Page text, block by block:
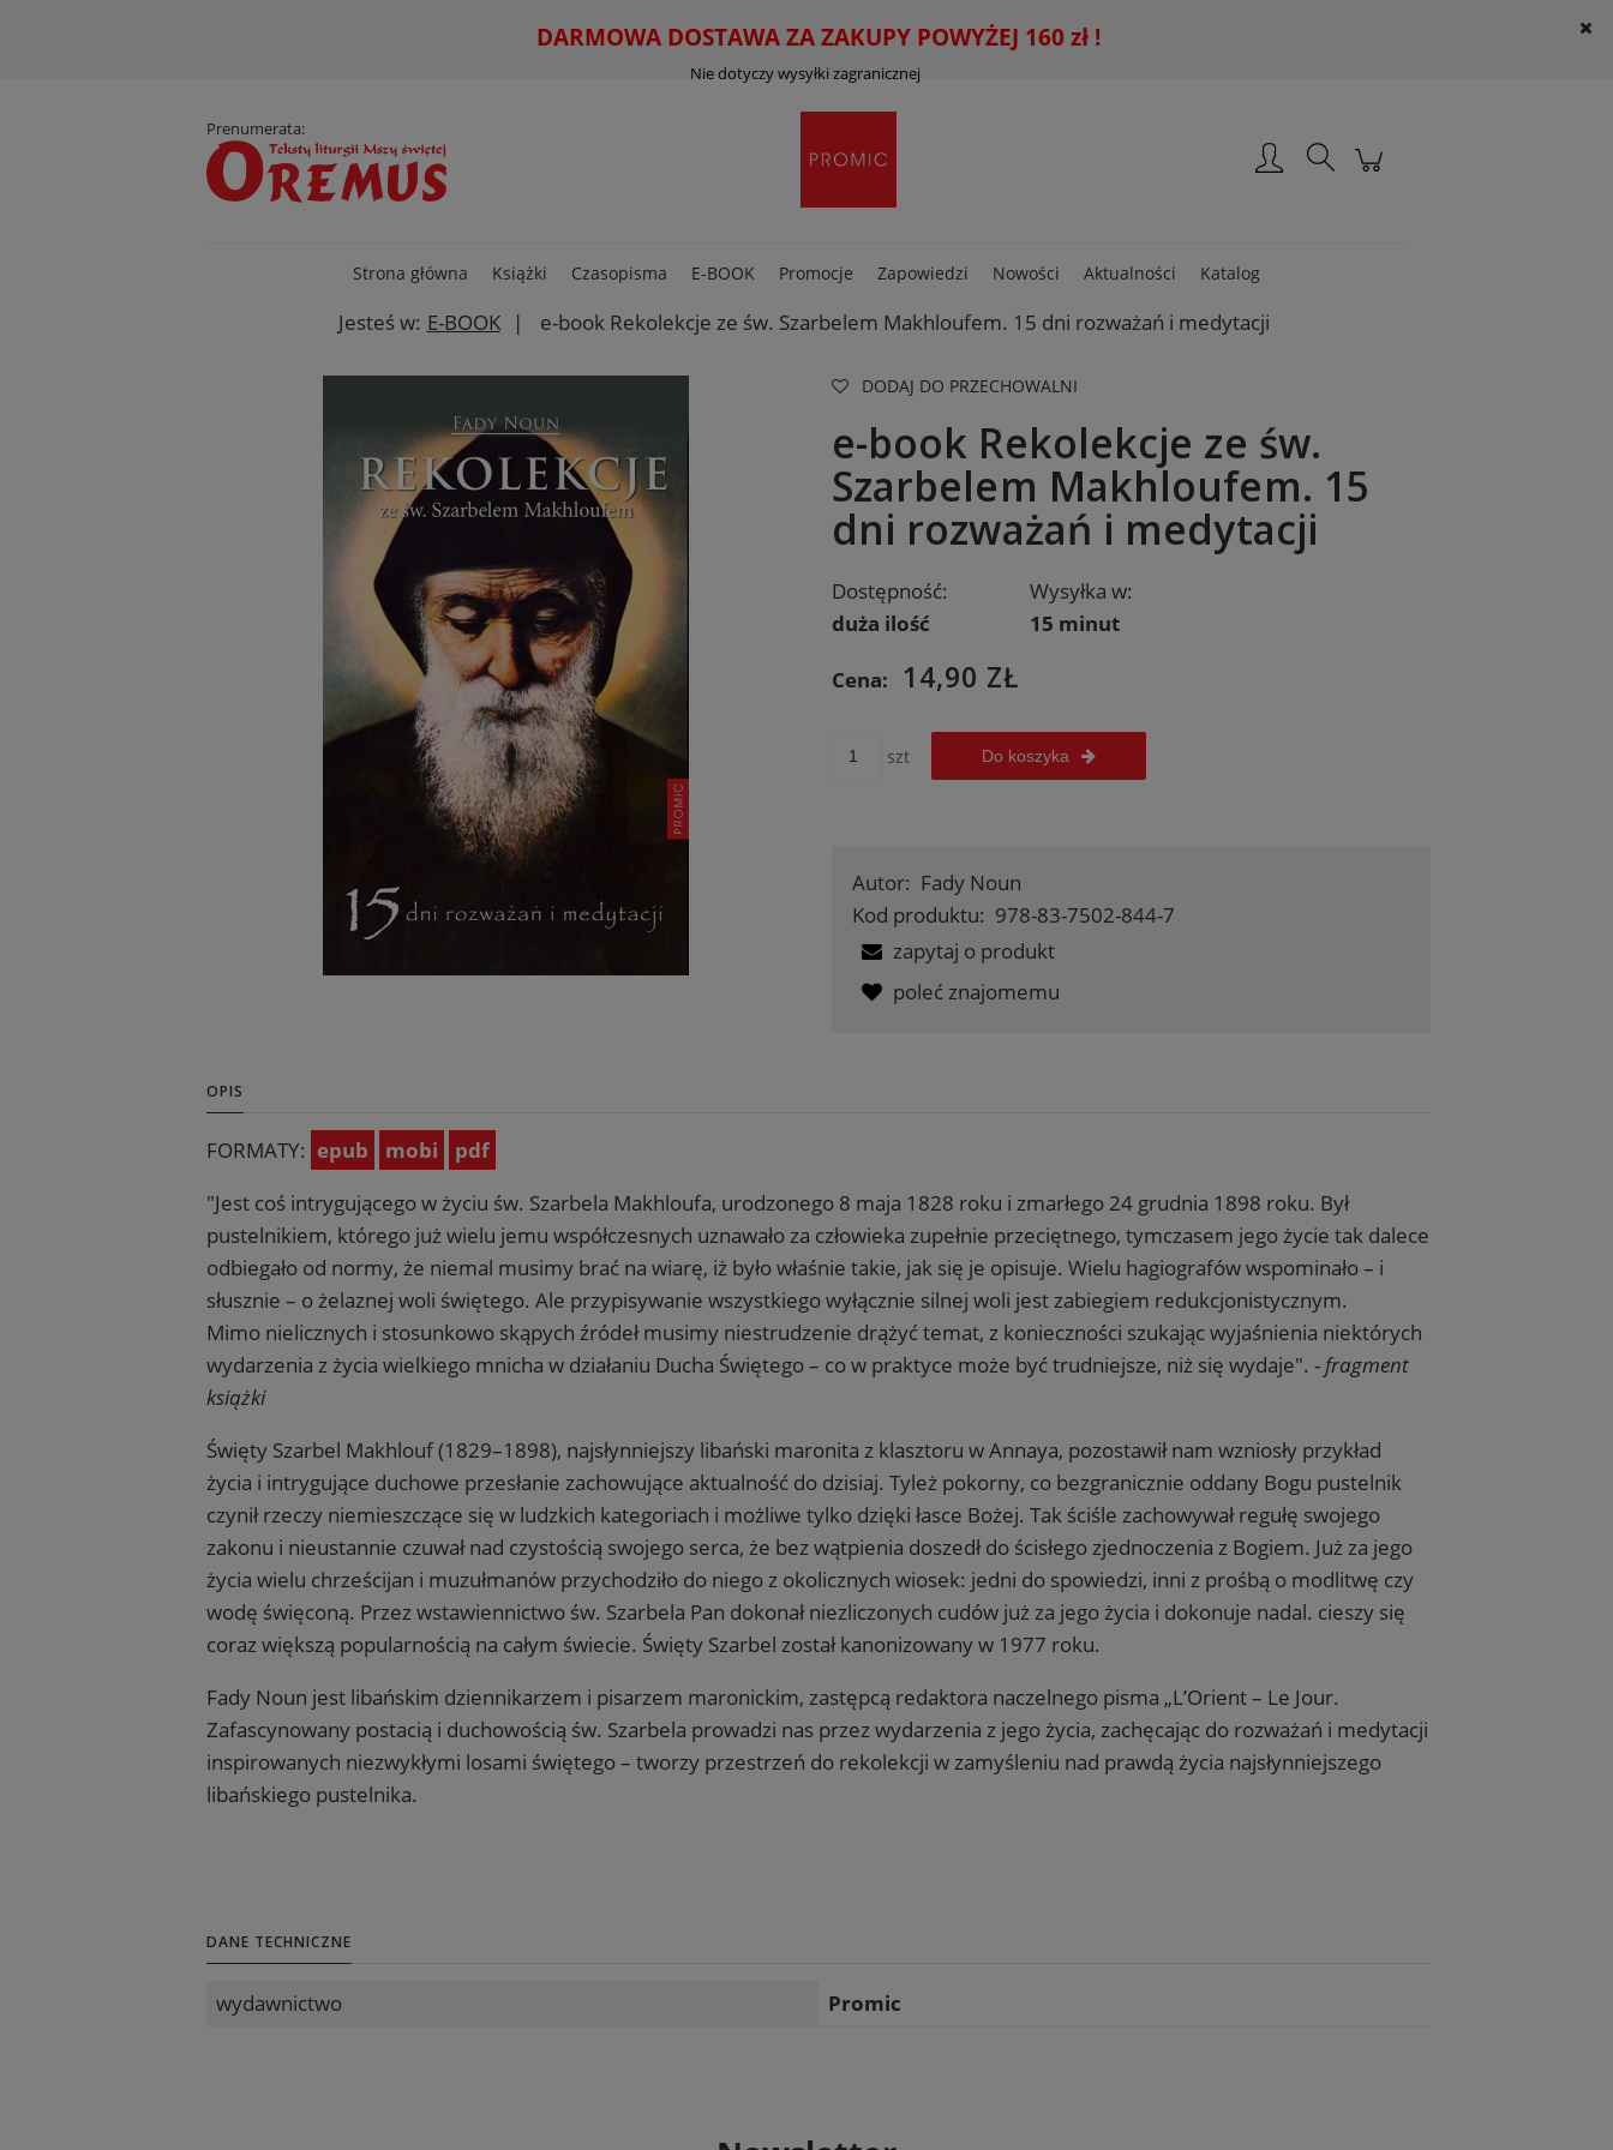
DARMOWA DOSTAWA ZA ZAKUPY POWYŻEJ 160 zł !
Nie dotyczy wysyłki zagranicznej
Prenumerata:
Strona główna Książki Czasopisma E-BOOK Promocje Zapowiedzi Nowości Aktualności Katalog
Jesteś w: E-BOOK e-book Rekolekcje ze św. Szarbelem Makhloufem. 15 dni rozważań i medytacji
DODAJ DO PRZECHOWALNI
e-book Rekolekcje ze św.
Szarbelem Makhloufem. 15
dni rozważań i medytacji
Dostępność:
duża ilość
Wysyłka w:
15 minut
Cena: 14,90 ZŁ
szt Do koszyka
Autor: Fady Noun
Kod produktu: 978-83-7502-844-7
zapytaj o produkt
poleć znajomemu
OPIS
FORMATY: epub mobi
pdf
"Jest coś intrygującego w życiu św. Szarbela Makhloufa, urodzonego 8 maja 1828 roku i zmarłego 24 grudnia 1898 roku. Był
pustelnikiem, którego już wielu jemu współczesnych uznawało za człowieka zupełnie przeciętnego, tymczasem jego życie tak dalece
odbiegało od normy, że niemal musimy brać na wiarę, iż było właśnie takie, jak się je opisuje. Wielu hagiografów wspominało – i
słusznie – o żelaznej woli świętego. Ale przypisywanie wszystkiego wyłącznie silnej woli jest zabiegiem redukcjonistycznym.
Mimo nielicznych i stosunkowo skąpych źródeł musimy niestrudzenie drążyć temat, z konieczności szukając wyjaśnienia niektórych
wydarzenia z życia wielkiego mnicha w działaniu Ducha Świętego – co w praktyce może być trudniejsze, niż się wydaje". - fragment
książki
Święty Szarbel Makhlouf (1829–1898), najsłynniejszy libański maronita z klasztoru w Annaya, pozostawił nam wzniosły przykład
życia i intrygujące duchowe przesłanie zachowujące aktualność do dzisiaj. Tyleż pokorny, co bezgranicznie oddany Bogu pustelnik
czynił rzeczy niemieszczące się w ludzkich kategoriach i możliwe tylko dzięki łasce Bożej. Tak ściśle zachowywał regułę swojego
zakonu i nieustannie czuwał nad czystością swojego serca, że bez wątpienia doszedł do ścisłego zjednoczenia z Bogiem. Już za jego
życia wielu chrześcijan i muzułmanów przychodziło do niego z okolicznych wiosek: jedni do spowiedzi, inni z prośbą o modlitwę czy
wodę święconą. Przez wstawiennictwo św. Szarbela Pan dokonał niezliczonych cudów już za jego życia i dokonuje nadal. cieszy się
coraz większą popularnością na całym świecie. Święty Szarbel został kanonizowany w 1977 roku.
Fady Noun jest libańskim dziennikarzem i pisarzem maronickim, zastępcą redaktora naczelnego pisma „L’Orient – Le Jour.
Zafascynowany postacią i duchowością św. Szarbela prowadzi nas przez wydarzenia z jego życia, zachęcając do rozważań i medytacji
inspirowanych niezwykłymi losami świętego – tworzy przestrzeń do rekolekcji w zamyśleniu nad prawdą życia najsłynniejszego
libańskiego pustelnika.
DANE TECHNICZNE
wydawnictwo Promic